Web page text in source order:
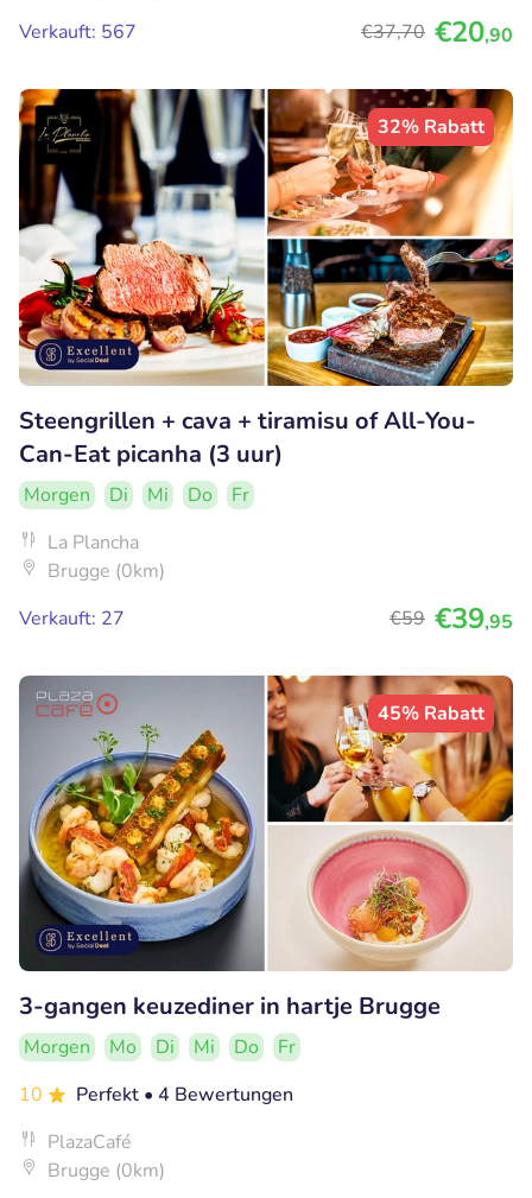
Verkauft: 567
€37,70 €20,90
32% Rabatt
Steengrillen + cava + tiramisu of All-You-
Can-Eat picanha (3 uur)
Morgen Di Mi Do
Fr
La Plancha
Brugge (0km)
Verkauft: 27
€59 €39,95
45% Rabatt
3-gangen keuzediner in hartje Brugge
Morgen Mo Di Mi Do
Fr
10
Perfekt • 4 Bewertungen
PlazaCafé
Brugge (0km)